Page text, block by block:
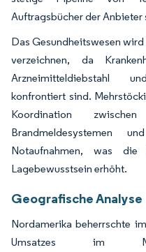
Auftragsbücher der Anbieter
Das Gesundheitswesen wird
verzeichnen, da
Arzneimitteldiebstahl
konfrontiert sind.
Koordination zwischen
Brandmeldesystemen
Notaufnahmen, was die
Lagebewusstsein erhöht.
Geografische Analyse
Nordamerika beherrschte
Umsatzes im